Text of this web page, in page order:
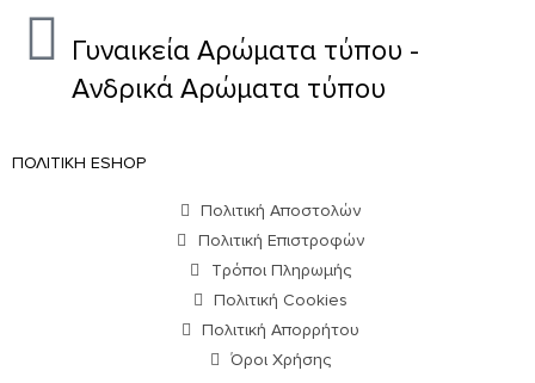
Γυναικεία Αρώματα τύπου -
Ανδρικά Αρώματα τύπου
ΠΟΛΙΤΙΚΗ ESHOP
Πολιτική Αποστολών
Πολιτική Επιστροφών
Τρόποι Πληρωμής
Πολιτική Cookies
Πολιτική Απορρήτου
Όροι Χρήσης